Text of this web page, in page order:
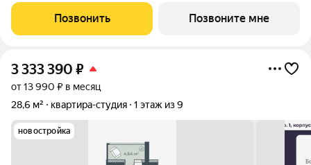
пожилых людей и родителей с колясками. Функциональное
использование квадратных
Позвонить Позвоните мне
3 333 390 ₽
от 13 990 ₽ в месяц
28,6 м²
квартира-студия 1 этаж из 9
новостройка